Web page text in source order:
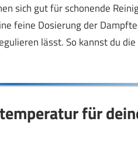
sich gut für schonende
feine Dosierung der
lässt. So kannst du
für